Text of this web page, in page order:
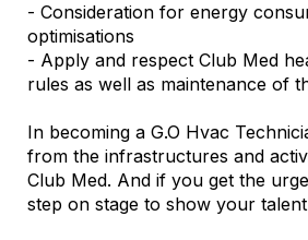
- Consideration for energy
optimisations
- Apply and respect Club Med
rules as well as maintenance of
In becoming a G.O Hvac
from the infrastructures and
Club Med. And if you get the
step on stage to show your